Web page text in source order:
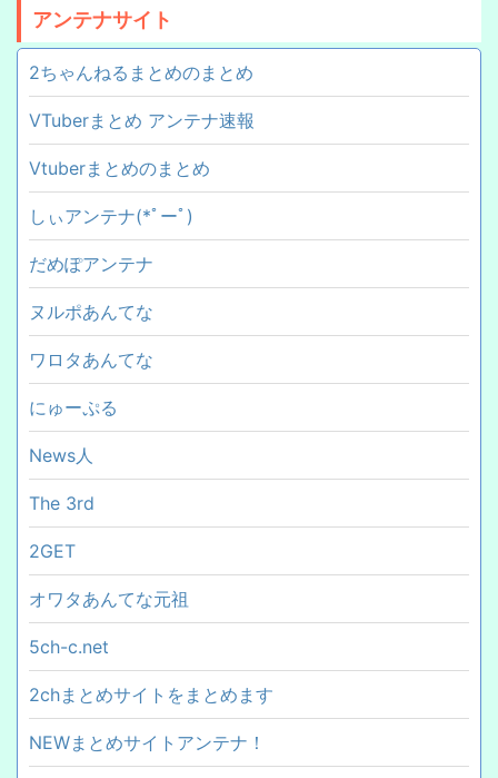
アンテナサイト
2ちゃんねるまとめのまとめ
VTuberまとめ アンテナ速報
Vtuberまとめのまとめ
しぃアンテナ(*ﾟーﾟ)
だめぽアンテナ
ヌルポあんてな
ワロタあんてな
にゅーぷる
News人
The 3rd
2GET
オワタあんてな元祖
5ch-c.net
2chまとめサイトをまとめます
NEWまとめサイトアンテナ！